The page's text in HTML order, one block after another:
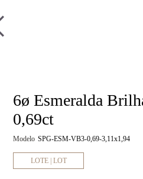
6ø Esmeralda
0,69ct
Modelo SPG-ESM-VB3-0,69-3,11x1,94
LOTE | LOT